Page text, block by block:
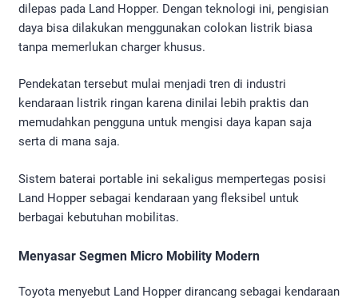
dilepas pada Land Hopper. Dengan teknologi ini, pengisian
daya bisa dilakukan menggunakan colokan listrik biasa
tanpa memerlukan charger khusus.
Pendekatan tersebut mulai menjadi tren di industri
kendaraan listrik ringan karena dinilai lebih praktis dan
memudahkan pengguna untuk mengisi daya kapan saja
serta di mana saja.
Sistem baterai portable ini sekaligus mempertegas posisi
Land Hopper sebagai kendaraan yang fleksibel untuk
berbagai kebutuhan mobilitas.
Menyasar Segmen Micro Mobility Modern
Toyota menyebut Land Hopper dirancang sebagai kendaraan